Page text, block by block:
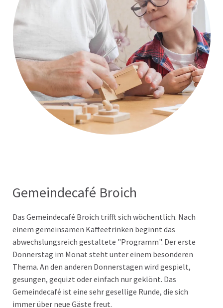
Gemeindecafé Broich
Das Gemeindecafé Broich trifft sich wöchentlich. Nach
einem gemeinsamen Kaffeetrinken beginnt das
abwechslungsreich gestaltete "Programm". Der erste
Donnerstag im Monat steht unter einem besonderen
Thema. An den anderen Donnerstagen wird gespielt,
gesungen, gequizt oder einfach nur geklönt. Das
Gemeindecafé ist eine sehr gesellige Runde, die sich
immer über neue Gäste freut.